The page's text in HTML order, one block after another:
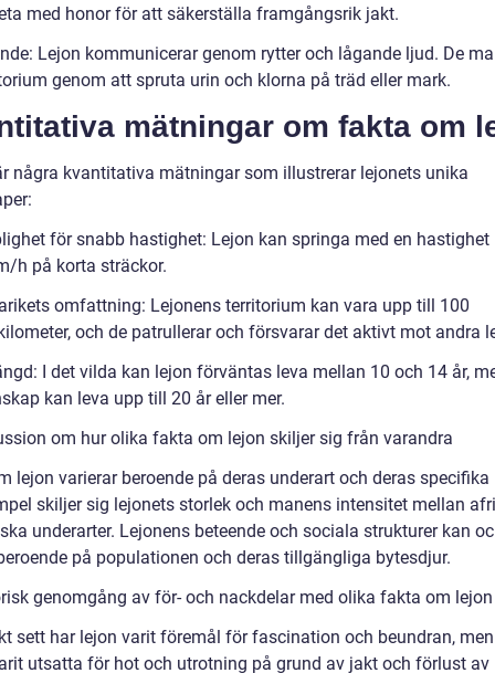
med honor för att säkerställa framgångsrik jakt.
Lejon kommunicerar genom rytter och lågande ljud. De
genom att spruta urin och klorna på träd eller mark.
mätningar om fakta om
några kvantitativa mätningar som illustrerar lejonets unika
för snabb hastighet: Lejon kan springa med en hastighet
h på korta sträckor.
omfattning: Lejonens territorium kan vara upp till 100
och de patrullerar och försvarar det aktivt mot andra
I det vilda kan lejon förväntas leva mellan 10 och 14 år,
kan leva upp till 20 år eller mer.
om hur olika fakta om lejon skiljer sig från varandra
lejon varierar beroende på deras underart och deras
skiljer sig lejonets storlek och manens intensitet mellan
underarter. Lejonens beteende och sociala strukturer kan
på populationen och deras tillgängliga bytesdjur.
genomgång av för- och nackdelar med olika fakta om lejon
sett har lejon varit föremål för fascination och beundran,
utsatta för hot och utrotning på grund av jakt och förlust av